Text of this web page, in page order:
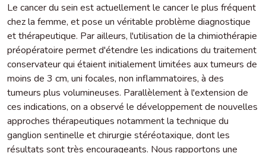
Le cancer du sein est actuellement le cancer le plus fréquent
chez la femme, et pose un véritable problème diagnostique
et thérapeutique. Par ailleurs, l'utilisation de la chimiothérapie
préopératoire permet d'étendre les indications du traitement
conservateur qui étaient initialement limitées aux tumeurs de
moins de 3 cm, uni focales, non inflammatoires, à des
tumeurs plus volumineuses. Parallèlement à l'extension de
ces indications, on a observé le développement de nouvelles
approches thérapeutiques notamment la technique du
ganglion sentinelle et chirurgie stéréotaxique, dont les
résultats sont très encourageants. Nous rapportons une